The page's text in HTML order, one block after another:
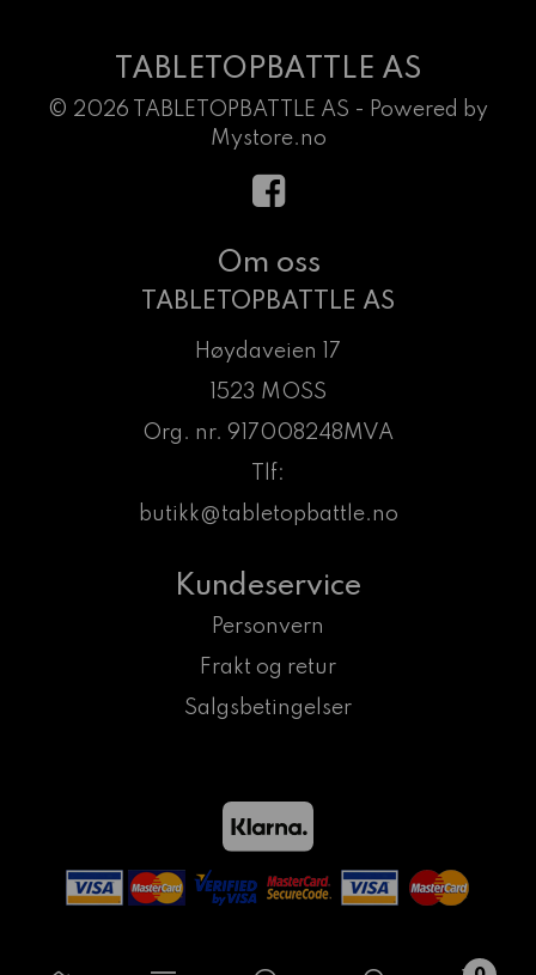
TABLETOPBATTLE AS
© 2026 TABLETOPBATTLE AS - Powered by
Mystore.no
Om oss
TABLETOPBATTLE AS
Høydaveien 17
1523 MOSS
Org. nr. 917008248MVA
Tlf:
butikk@tabletopbattle.no
Kundeservice
Personvern
Frakt og retur
Salgsbetingelser